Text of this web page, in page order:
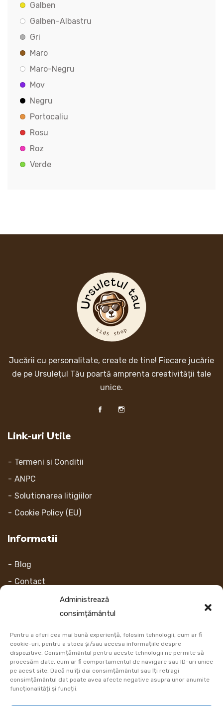
Administrează
consimțământul
Pentru a oferi cea mai bună experiență, folosim tehnologii, cum ar fi
cookie-uri, pentru a stoca și/sau accesa informațiile despre
dispozitive. Consimțământul pentru aceste tehnologii ne permite să
procesăm date, cum ar fi comportamentul de navigare sau ID-uri unice
pe acest site. Dacă nu îți dai consimțământul sau îți retragi
consimțământul dat poate avea afecte negative asupra unor anumite
funcționalități și funcții.
Galben
Galben-Albastru
Gri
Maro
Maro-Negru
Mov
Negru
Portocaliu
Rosu
Roz
Verde
Jucării cu personalitate, create de tine! Fiecare jucărie
de pe Ursulețul Tău poartă amprenta creativității tale
unice.
Link-uri Utile
Termeni si Conditii
ANPC
Solutionarea litigiilor
Cookie Policy (EU)
Informatii
Blog
Contact
Link-uri
Retur
Metoda de plata